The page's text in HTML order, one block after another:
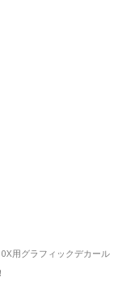
用グラフィックデカール